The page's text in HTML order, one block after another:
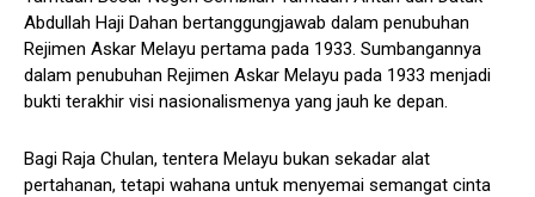
Abdullah Haji Dahan bertanggungjawab dalam penubuhan
Rejimen Askar Melayu pertama pada 1933. Sumbangannya
dalam penubuhan Rejimen Askar Melayu pada 1933 menjadi
bukti terakhir visi nasionalismenya yang jauh ke depan.
Bagi Raja Chulan, tentera Melayu bukan sekadar alat
pertahanan, tetapi wahana untuk menyemai semangat cinta